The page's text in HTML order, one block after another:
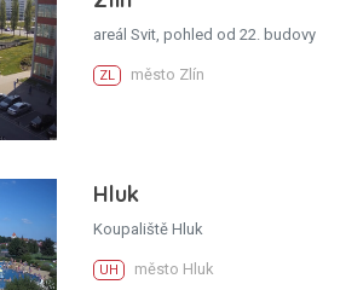
areál Svit, pohled od 22. budovy
ZL město Zlín
Hluk
Koupaliště Hluk
UH město Hluk